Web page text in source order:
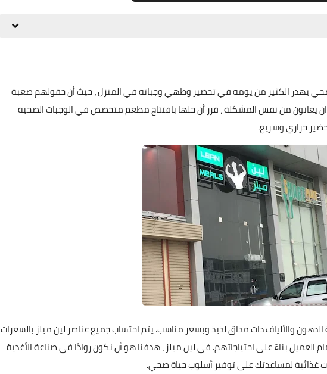
يهدر الكثير من يومه في تحضير وطهي وجباته في المنزل ، حيث أن حقولهم صعبة
يعانون من نفس المشكلة ، قرر أن حلها بافتتاح مطعم متخصص في الوجبات الصحية
حراري وسريع.
الدهون والألياف ذات مذاق لذيذ وبسعر مناسب. يتم احتساب جميع عناصر لين ميلز بالسعرات
العميل بناءً على احتياجاتهم. في لين ميلز ، هدفنا هو أن نكون روادًا في صناعة الأغذية
غذائية لمساعدتك على توفير أسلوب حياة صحي.